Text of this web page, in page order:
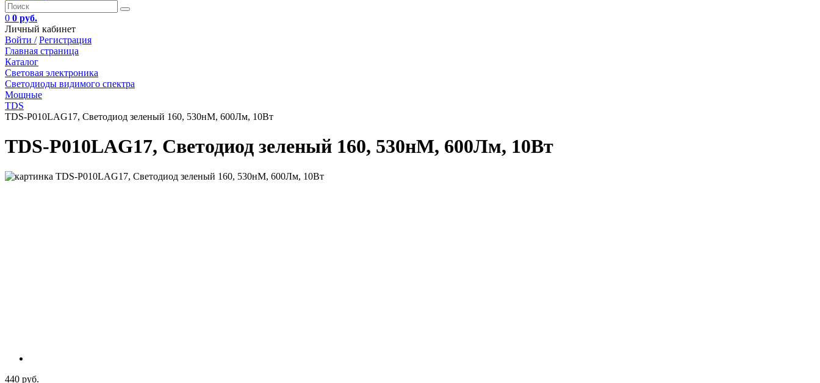
0 0 руб.
Личный кабинет
Войти / Регистрация
Главная страница
Каталог
Световая электроника
Светодиоды видимого спектра
Мощные
TDS
TDS-P010LAG17, Светодиод зеленый 160, 530нМ, 600Лм, 10Вт
TDS-P010LAG17, Светодиод зеленый 160, 530нМ, 600Лм, 10Вт
440 руб.